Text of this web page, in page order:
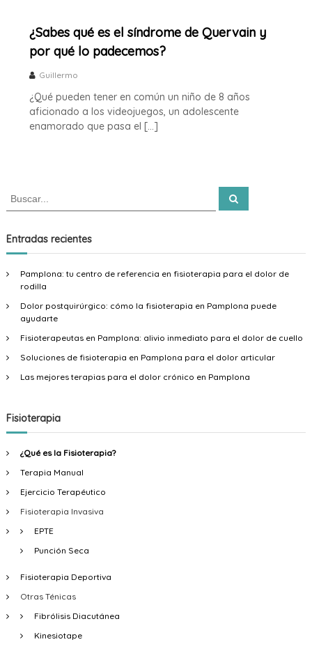
¿Sabes qué es el síndrome de Quervain y
por qué lo padecemos?
Guillermo
¿Qué pueden tener en común un niño de 8 años
aficionado a los videojuegos, un adolescente
enamorado que pasa el […]
B
c
a
:
B
Entradas recientes
Pamplona: tu centro de referencia en fisioterapia para el dolor de
rodilla
Dolor postquirúrgico: cómo la fisioterapia en Pamplona puede
ayudarte
Fisioterapeutas en Pamplona: alivio inmediato para el dolor de cuello
Soluciones de fisioterapia en Pamplona para el dolor articular
Las mejores terapias para el dolor crónico en Pamplona
Fisioterapia
¿Qué es la Fisioterapia?
Terapia Manual
Ejercicio Terapéutico
Fisioterapia Invasiva
EPTE
Punción Seca
Fisioterapia Deportiva
Otras Ténicas
Fibrólisis Diacutánea
Kinesiotape